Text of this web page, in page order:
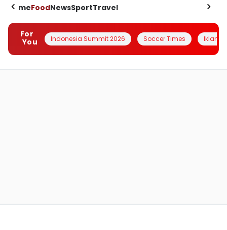
HomeFoodNewsSportTravel
For
You
Indonesia Summit 2026 Soccer Times Iklanin